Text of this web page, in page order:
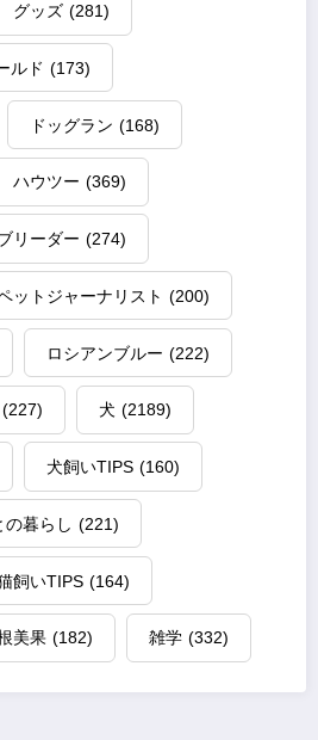
グッズ (281)
ルド (173)
ドッグラン (168)
ハウツー (369)
リーダー (274)
ットジャーナリスト (200)
ロシアンブルー (222)
(227) 犬 (2189)
犬飼いTIPS (160)
の暮らし (221)
飼いTIPS (164)
美果 (182) 雑学 (332)